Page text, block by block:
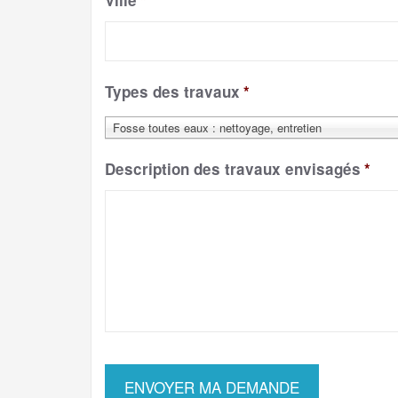
Types des travaux *
Fosse toutes eaux : nettoyage, entretien
Description des travaux envisagés *